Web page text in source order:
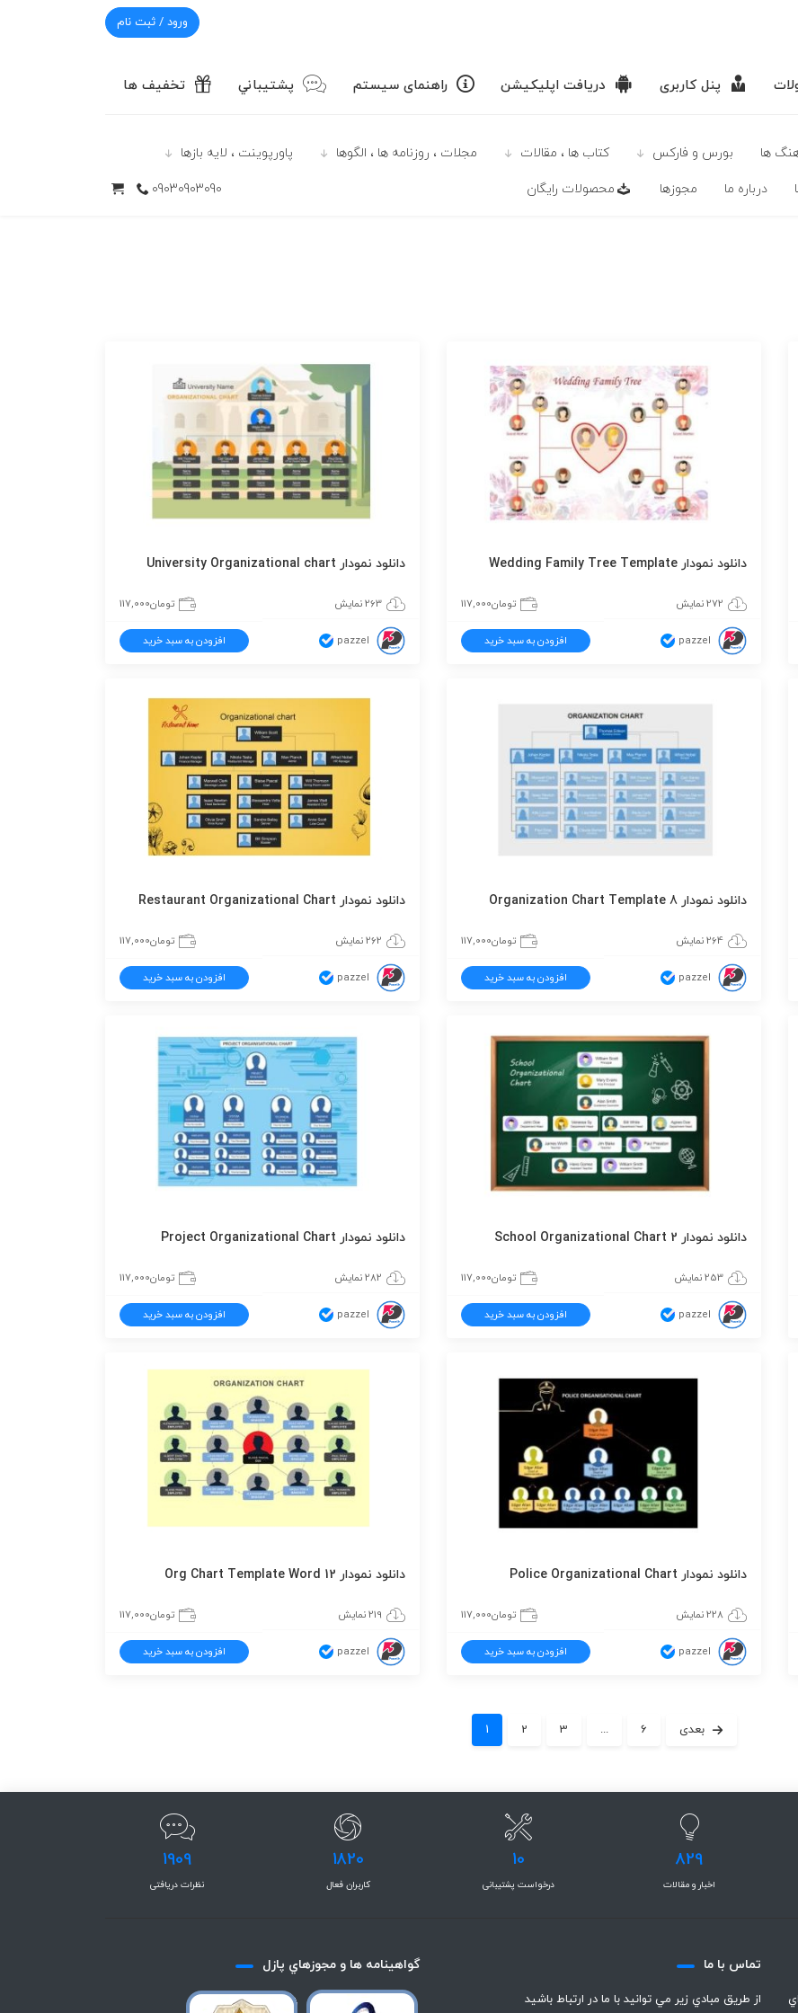
ورود / ثبت نام
پنل کاربری دریافت اپلیکیشن راهنمای سیستم پشتيباني تخفیف ها
ها بورس و فارکس كتاب ها ، مقالات مجلات ، روزنامه ها ، الگوها پاورپوينت ، لایه بازها
درباره ما مجوزها محصولات رايگان 09030903090
دانلود نمودار Wedding Family Tree Template
272 نمایش تومان117,000
pazzel افزودن به سبد خرید
دانلود نمودار University Organizational chart
263 نمایش تومان117,000
pazzel افزودن به سبد خرید
دانلود نمودار Organization Chart Template 8
264 نمایش تومان117,000
pazzel افزودن به سبد خرید
دانلود نمودار Restaurant Organizational Chart
262 نمایش تومان117,000
pazzel افزودن به سبد خرید
دانلود نمودار School Organizational Chart 2
253 نمایش تومان117,000
pazzel افزودن به سبد خرید
دانلود نمودار Project Organizational Chart
282 نمایش تومان117,000
pazzel افزودن به سبد خرید
دانلود نمودار Police Organizational Chart
228 نمایش تومان117,000
pazzel افزودن به سبد خرید
دانلود نمودار Org Chart Template Word 12
219 نمایش تومان117,000
pazzel افزودن به سبد خرید
1 2 3 ... 6 بعدی
829
اخبار و مقالات
10
درخواست پشتیبانی
1820
کاربران فعال
1909
نظرات دریافتی
تماس با ما
از طريق مبادي زير مي توانيد با ما در ارتباط باشيد
گواهينامه ها و مجوزهاي پازل